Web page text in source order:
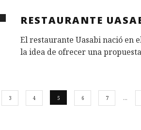
RESTAURANTE
El restaurante Uasabi nació en
la idea de ofrecer una propuesta
3 4 5 6 7 …